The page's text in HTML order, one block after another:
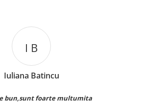
I B
Iuliana Batincu
bun,sunt foarte multumita